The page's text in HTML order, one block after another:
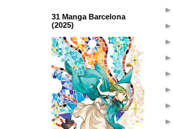
31 Manga Barcelona
(2025)
►
►
►
►
►
►
►
►